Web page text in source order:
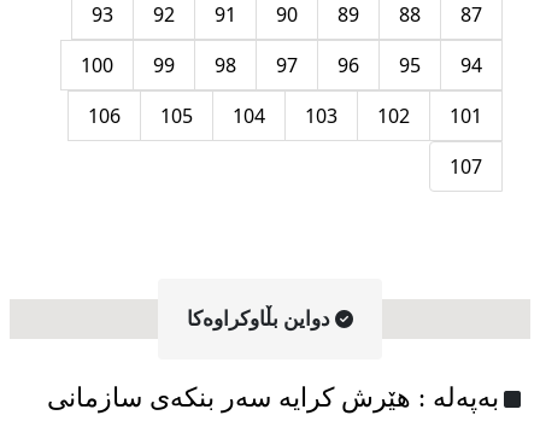
87
88
89
90
91
92
93
94
95
96
97
98
99
100
101
102
103
104
105
106
107
دواین بڵاوکراوه‌کا
به‌په‌له‌ : هێرش کرایە سەر بنکەی سازمانی